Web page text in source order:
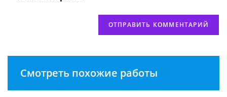
Смотреть похожие работы